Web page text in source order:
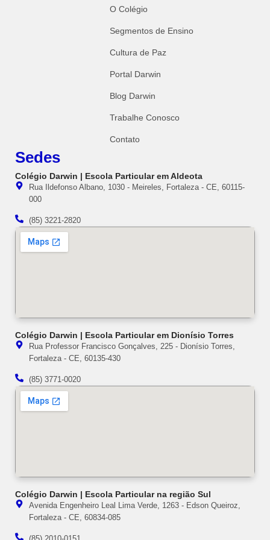
O Colégio
Segmentos de Ensino
Cultura de Paz
Portal Darwin
Blog Darwin
Trabalhe Conosco
Contato
Sedes
Colégio Darwin | Escola Particular em Aldeota
Rua Ildefonso Albano, 1030 - Meireles, Fortaleza - CE, 60115-
000
(85) 3221-2820
Colégio Darwin | Escola Particular em Dionísio Torres
Rua Professor Francisco Gonçalves, 225 - Dionísio Torres,
Fortaleza - CE, 60135-430
(85) 3771-0020
Colégio Darwin | Escola Particular na região Sul
Avenida Engenheiro Leal Lima Verde, 1263 - Edson Queiroz,
Fortaleza - CE, 60834-085